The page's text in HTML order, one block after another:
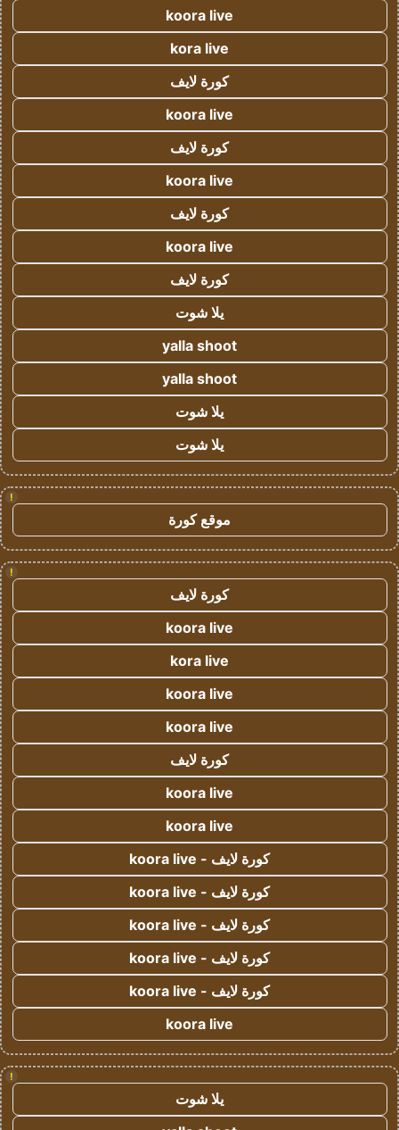
koora live
kora live
كورة لايف
koora live
كورة لايف
koora live
كورة لايف
koora live
كورة لايف
يلا شوت
yalla shoot
yalla shoot
يلا شوت
يلا شوت
!
موقع كورة
!
كورة لايف
koora live
kora live
koora live
koora live
كورة لايف
koora live
koora live
كورة لايف - koora live
كورة لايف - koora live
كورة لايف - koora live
كورة لايف - koora live
كورة لايف - koora live
koora live
!
يلا شوت